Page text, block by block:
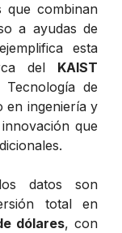
que combinan
a ayudas de
esta
del KAIST
de
en ingeniería y
que
datos son
total en
dólares, con